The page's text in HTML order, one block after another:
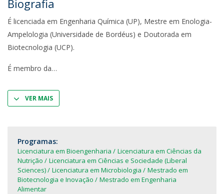
Biografia
É licenciada em Engenharia Química (UP), Mestre em Enologia-
Ampelologia (Universidade de Bordéus) e Doutorada em
Biotecnologia (UCP).
É membro da
VER MAIS
Programas:
Licenciatura em Bioengenharia
Licenciatura em Ciências da
Nutrição
Licenciatura em Ciências e Sociedade (Liberal
Sciences)
Licenciatura em Microbiologia
Mestrado em
Biotecnologia e Inovação
Mestrado em Engenharia
Alimentar